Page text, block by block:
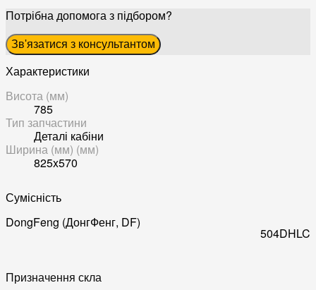
Потрібна допомога з підбором?
Зв'язатися з консультантом
Характеристики
Висота (мм)
785
Тип запчастини
Деталі кабіни
Ширина (мм) (мм)
825x570
Сумісність
DongFeng (ДонгФенг, DF)
504DHLC
Призначення скла